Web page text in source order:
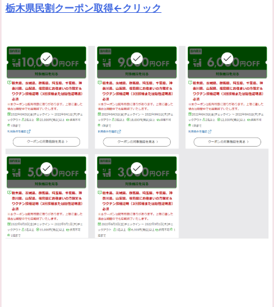
栃木県民割クーポン取得←クリック